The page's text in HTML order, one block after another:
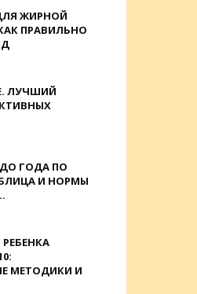
ЖИРНОЙ
ПРАВИЛЬНО
ЛУЧШИЙ
ГОДА ПО
И НОРМЫ
МЕТОДИКИ И